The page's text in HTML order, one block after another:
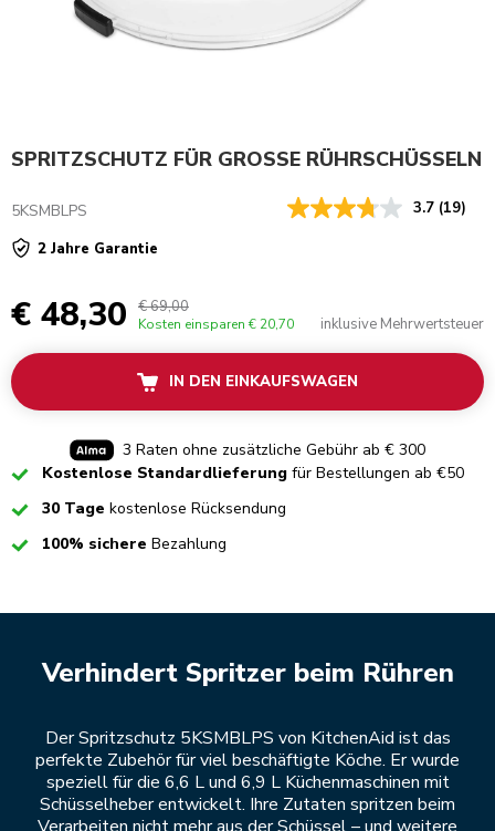
SPRITZSCHUTZ FÜR GROSSE RÜHRSCHÜSSELN
5KSMBLPS 3.7 (19)
2 Jahre Garantie
€ 48,30 € 69,00
Kosten einsparen € 20,70 inklusive Mehrwertsteuer
IN DEN EINKAUFSWAGEN
3 Raten ohne zusätzliche Gebühr ab € 300
CheckedKostenlose Standardlieferung für Bestellungen ab €50
Checked30 Tage kostenlose Rücksendung
Checked100% sichere Bezahlung
Verhindert Spritzer beim Rühren
Der Spritzschutz 5KSMBLPS von KitchenAid ist das
perfekte Zubehör für viel beschäftigte Köche. Er wurde
speziell für die 6,6 L und 6,9 L Küchenmaschinen mit
Schüsselheber entwickelt. Ihre Zutaten spritzen beim